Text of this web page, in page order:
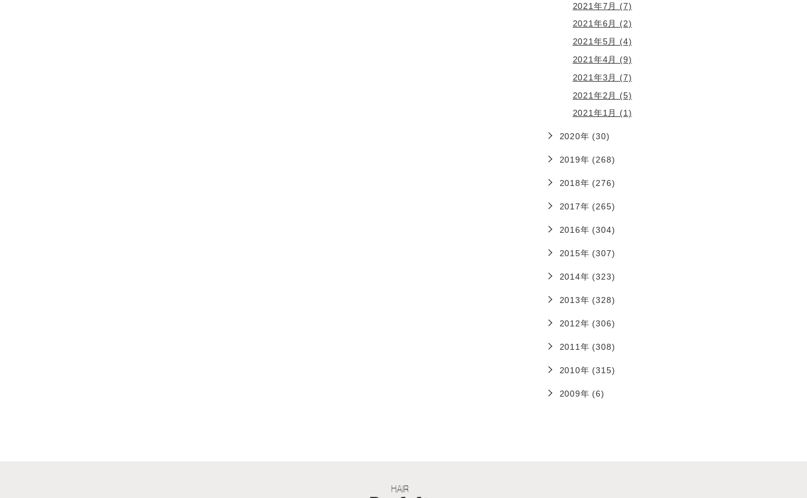
2021年7月 (7)
2021年6月 (2)
2021年5月 (4)
2021年4月 (9)
2021年3月 (7)
2021年2月 (5)
2021年1月 (1)
2020年 (30)
2019年 (268)
2018年 (276)
2017年 (265)
2016年 (304)
2015年 (307)
2014年 (323)
2013年 (328)
2012年 (306)
2011年 (308)
2010年 (315)
2009年 (6)